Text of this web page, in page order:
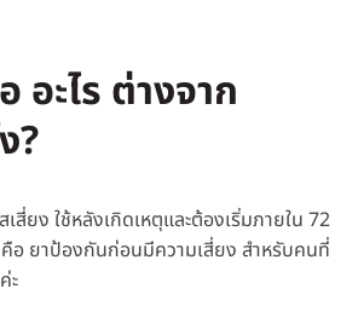
อะไร ต่างจาก
?
สี่ยง ใช้หลังเกิดเหตุและต้องเริ่มภายใน 72
คือ ยาป้องกันก่อนมีความเสี่ยง สำหรับคนที่
ะ